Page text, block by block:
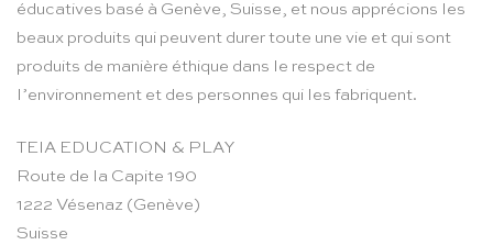
éducatives basé à Genève, Suisse, et nous apprécions les
beaux produits qui peuvent durer toute une vie et qui sont
produits de manière éthique dans le respect de
l’environnement et des personnes qui les fabriquent.
TEIA EDUCATION & PLAY
Route de la Capite 190
1222 Vésenaz (Genève)
Suisse